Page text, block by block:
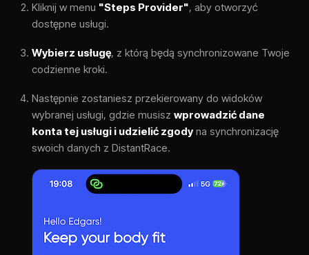
Kliknij w menu "Steps Provider", aby otworzyć
dostępne usługi.
Wybierz usługę, z którą będą synchronizowane Twoje
codzienne kroki.
Następnie zostaniesz przekierowany do widoków
wybranej usługi, gdzie musisz wprowadzić dane
konta tej usługi i udzielić zgodyna synchronizację
swoich danych z DistantRace.